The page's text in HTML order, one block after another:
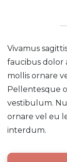
Vivamus
faucibus dolor
mollis ornare
Pellentesque
vestibulum.
ornare vel eu
interdum.